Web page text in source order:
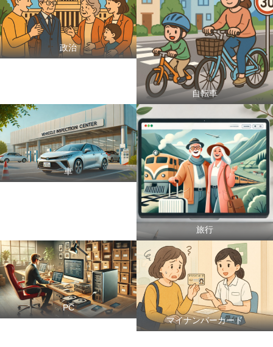
政治
自転車
車
旅行
PC
マイナンバーカード